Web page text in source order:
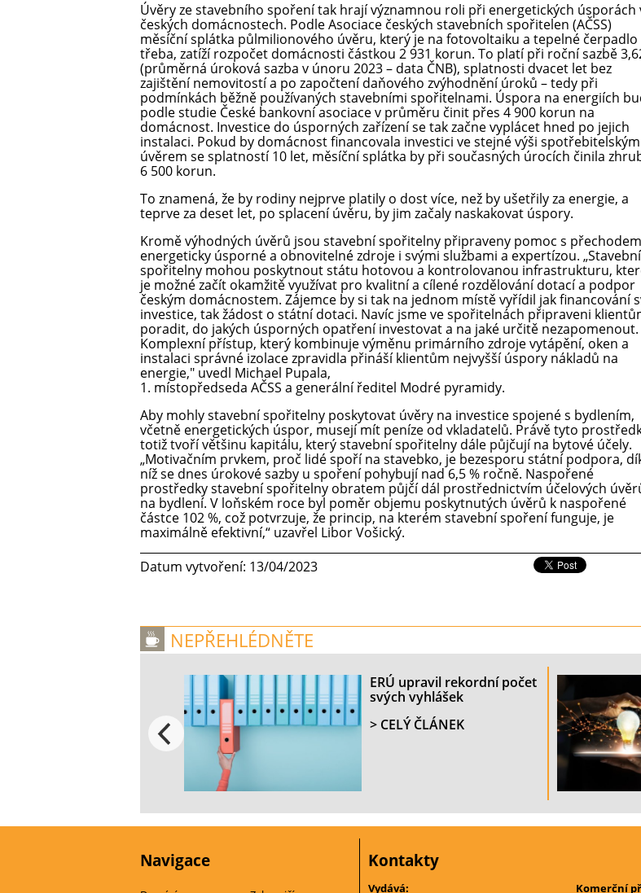
Úvěry ze stavebního spoření tak hrají významnou roli při energetických úsporách
českých domácnostech. Podle Asociace českých stavebních spořitelen (AČSS)
měsíční splátka půlmilionového úvěru, který je na fotovoltaiku a tepelné čerpadlo
třeba, zatíží rozpočet domácnosti částkou 2 931 korun. To platí při roční sazbě
(průměrná úroková sazba v únoru 2023 – data ČNB), splatnosti dvacet let bez
zajištění nemovitostí a po započtení daňového zvýhodnění úroků – tedy při
podmínkách běžně používaných stavebními spořitelnami. Úspora na energiích
podle studie České bankovní asociace v průměru činit přes 4 900 korun na
domácnost. Investice do úsporných zařízení se tak začne vyplácet hned po jejich
instalaci. Pokud by domácnost financovala investici ve stejné výši spotřebitelským
úvěrem se splatností 10 let, měsíční splátka by při současných úrocích činila
6 500 korun.
To znamená, že by rodiny nejprve platily o dost více, než by ušetřily za energie, a
teprve za deset let, po splacení úvěru, by jim začaly naskakovat úspory.
Kromě výhodných úvěrů jsou stavební spořitelny připraveny pomoc s
energeticky úsporné a obnovitelné zdroje i svými službami a expertízou. „Stavební
spořitelny mohou poskytnout státu hotovou a kontrolovanou infrastrukturu,
je možné začít okamžitě využívat pro kvalitní a cílené rozdělování dotací a podpor
českým domácnostem. Zájemce by si tak na jednom místě vyřídil jak financování
investice, tak žádost o státní dotaci. Navíc jsme ve spořitelnách připraveni
poradit, do jakých úsporných opatření investovat a na jaké určitě nezapomenout.
Komplexní přístup, který kombinuje výměnu primárního zdroje vytápění, oken a
instalaci správné izolace zpravidla přináší klientům nejvyšší úspory nákladů na
energie," uvedl Michael Pupala,
1. místopředseda AČSS a generální ředitel Modré pyramidy.
Aby mohly stavební spořitelny poskytovat úvěry na investice spojené s bydlením,
včetně energetických úspor, musejí mít peníze od vkladatelů. Právě tyto
totiž tvoří většinu kapitálu, který stavební spořitelny dále půjčují na bytové účely.
„Motivačním prvkem, proč lidé spoří na stavebko, je bezesporu státní podpora,
níž se dnes úrokové sazby u spoření pohybují nad 6,5 % ročně. Naspořené
prostředky stavební spořitelny obratem půjčí dál prostřednictvím účelových
na bydlení. V loňském roce byl poměr objemu poskytnutých úvěrů k naspořené
částce 102 %, což potvrzuje, že princip, na kterém stavební spoření funguje, je
maximálně efektivní,“ uzavřel Libor Vošický.
Datum vytvoření: 13/04/2023
NEPŘEHLÉDNĚTE
ERÚ upravil rekordní počet
svých vyhlášek
> CELÝ ČLÁNEK
Navigace Kontakty
Vydává: Komerční